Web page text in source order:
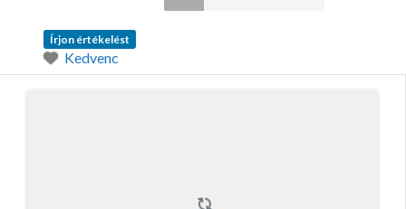
Írjon értékelést
Kedvenc